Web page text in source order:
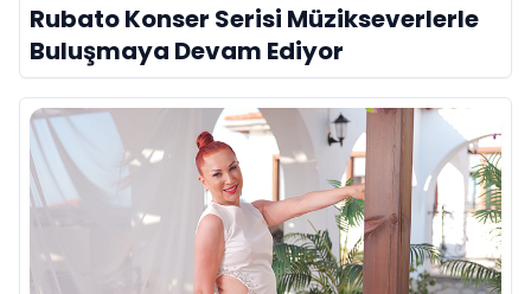
Rubato Konser Serisi Müzikseverlerle
Buluşmaya Devam Ediyor